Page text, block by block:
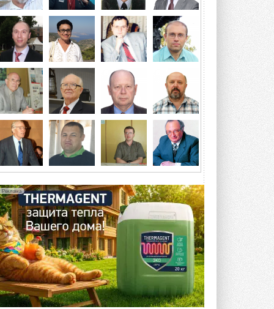
21-й ежегодный форум
«ЦОД-2026»
Мероприятие пройдет 2-3 сентября в
отеле Radisson Slavyanskaya. Форум
посетит более двух тысяч участников ...
ВЧЕРА
Китайская Shenling представила
линейку тепловых насосов
«воздух-вода» на R290
Серия ThermaX R290 All-In-One
включает три модели ...
4 АВГУСТА 2026
Тепловые насосы в связке с
солнечной генерацией и
накопителем снижают
потребление на 60%
Исследователи из Италии установили ...
4 АВГУСТА 2026
«РУСКЛИМАТ Fest 2026» в Уфе
собрал свыше 700 профи
климатической отрасли
Организатором выступил торгово-
производственный холдинг ...
3 АВГУСТА 2026
«Датарк» испытал модульный
ЦОД с плотностью 54 кВт на
Реклама